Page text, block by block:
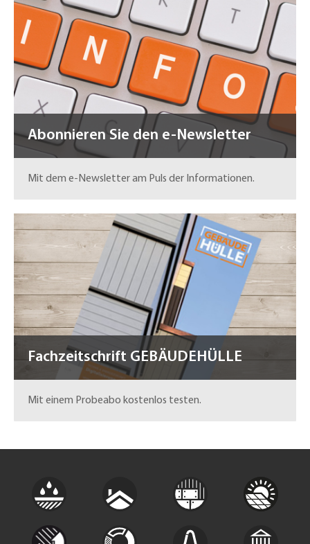
Abonnieren Sie den e-Newsletter
Mit dem e-Newsletter am Puls der Informationen.
Fachzeitschrift GEBÄUDEHÜLLE
Mit einem Probeabo kostenlos testen.